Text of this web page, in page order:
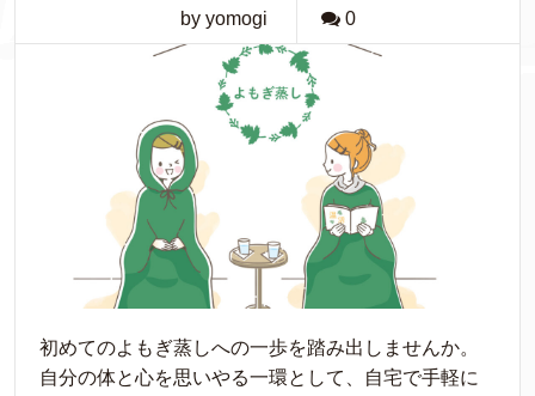
by yomogi 0
初めてのよもぎ蒸しへの一歩を踏み出しませんか。
自分の体と心を思いやる一環として、自宅で手軽に